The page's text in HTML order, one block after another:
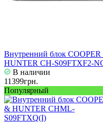
Внутренний блок
HUNTER CH-S09FTXF2-
В наличии
11399грн.
Популярный